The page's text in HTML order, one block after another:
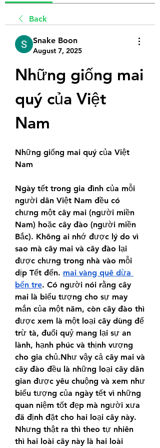
Back
Snake Boon
August 7, 2025
Những giống mai
quý của Việt
Nam
Những giống mai quý của Việt
Nam
Ngày tết trong gia đình của mỗi
người dân Việt Nam đều có
chưng một cây mai (người miền
Nam) hoặc cây đào (người miền
Bắc). Không ai nhớ được lý do vì
sao mà cây mai và cây đào lại
được chưng trong nhà vào mỗi
dịp Tết đến. mai vàng quê dừa
bến tre. Có người nói rằng cây
mai là biểu tượng cho sự may
mắn của một năm, còn cây đào thì
được xem là một loại cây dùng để
trừ tà, đuổi quỷ mang lại sự an
lành, hạnh phúc và thịnh vượng
cho gia chủ.Như vậy cả cây mai và
cây đào đều là những loại cây dân
gian được yêu chuộng và xem như
biểu tượng của ngày tết vì những
quan niệm tốt đẹp mà người xưa
đã định đặt cho hai loại cây này.
Nhưng thật ra thì theo tự nhiên
thì hai loài cây này là hai loài